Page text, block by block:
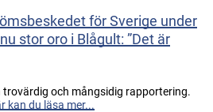
för Sverige under
stor oro i Blågult: ”Det är
och mångsidig rapportering.
kan du läsa mer...